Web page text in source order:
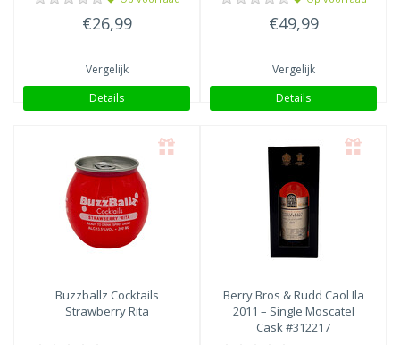
€26,99
Vergelijk
Details
€49,99
Vergelijk
Details
Buzzballz Cocktails
Strawberry Rita
Berry Bros & Rudd Caol Ila
2011 – Single Moscatel
Cask #312217